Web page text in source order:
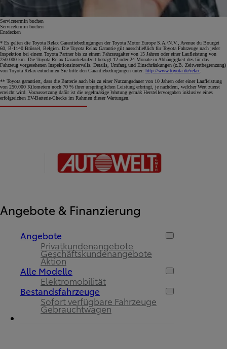
Servicetermin buchen
Servicetermin buchen
Entdecken
* Es gelten die Toyota Relax Garantiebedingungen der Toyota Motor Europe S.A./N.V., Avenue du Bourget
60, B-1140 Brüssel, Belgien. Die Toyota Relax Garantie gilt ausschließlich für Toyota Fahrzeuge nach jeder
Inspektion bei einem Toyota Partner bis zu einem Fahrzeugalter von 15 Jahren oder einer Laufleistung von
250.000 km. Die Toyota Relax Garantielaufzeit beträgt 12 oder 24 Monate in Abhängigkeit des für das
Fahrzeug vorgesehenen Inspektionsintervalls. Details, Umfang und Einschränkungen (z.B. Zeitwertbegrenzung)
von Toyota Relax entnehmen Sie bitte den Garantiebedingungen unter: http://www.toyota.de/relax
** Toyota garantiert, dass die Batterie auch bis zu einer Nutzungsdauer von 10 Jahren oder einer Laufleistung
von 250.000 Kilometern noch 70 % ihrer ursprünglichen Leistung erbringt, je nachdem, welcher Wert zuerst
erreicht wird. Voraussetzung dafür ist die regelmäßige Wartung gemäß Herstellervorgaben inklusive eines
erfolgreichen EV-Batterie-Checks im Rahmen dieser Wartungen.
Angebote & Finanzierung
Angebote
Privatkundenangebote
Geschäftskundenangebote
Aktion
Alle Modelle
Elektromobilität
Bestandsfahrzeuge
Sofort verfügbare Fahrzeuge
Gebrauchtwagen